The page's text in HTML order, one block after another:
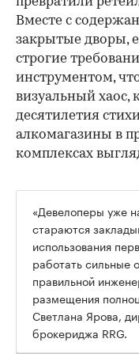
Вместе с
закрытые дворы,
строгие
инструментом,
визуальный хаос,
десятилетия
алкомагазины в
комплексах
00:00
«Девелоперы уже
стараются
использования
работать сильные
правильной
размещения
Светлана Ярова,
брокериджа RRG.